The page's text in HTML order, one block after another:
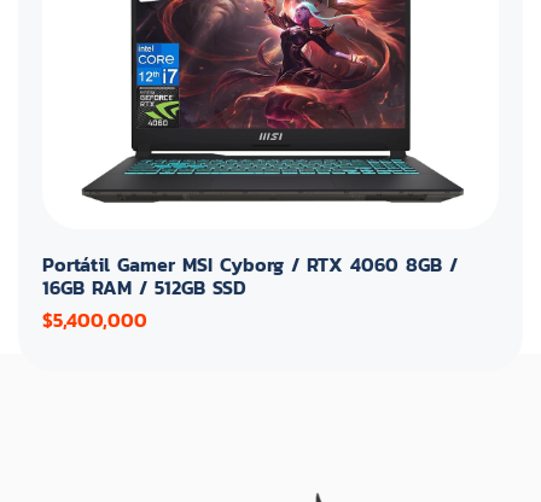
Portátil Gamer MSI Cyborg / RTX 4060 8GB /
16GB RAM / 512GB SSD
$5,400,000